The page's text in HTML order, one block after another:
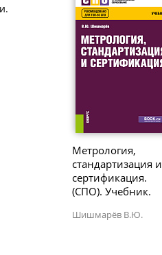
Метрология,
стандартизация и
сертификация.
(СПО). Учебник.
Шишмарёв В.Ю.